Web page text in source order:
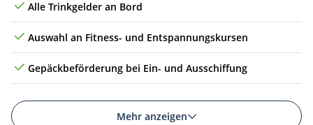
Alle Trinkgelder an Bord
Auswahl an Fitness- und Entspannungskursen
Gepäckbeförderung bei Ein- und Ausschiffung
Mehr anzeigen